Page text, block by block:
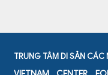
TRUNG TÂM DI SẢN CÁC